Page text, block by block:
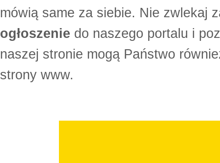
mówią same za siebie. Nie zwlekaj
ogłoszenie do naszego portalu i
naszej stronie mogą Państwo
strony www.